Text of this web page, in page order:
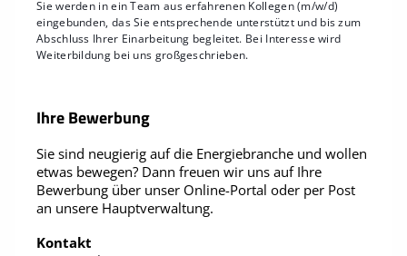
Sie werden in ein Team aus erfahrenen Kollegen (m/w/d)
eingebunden, das Sie entsprechende unterstützt und bis zum
Abschluss Ihrer Einarbeitung begleitet. Bei Interesse wird
Weiterbildung bei uns großgeschrieben.
Ihre Bewerbung
Sie sind neugierig auf die Energiebranche und wollen
etwas bewegen? Dann freuen wir uns auf Ihre
Bewerbung über unser Online-Portal oder per Post
an unsere Hauptverwaltung.
Kontakt